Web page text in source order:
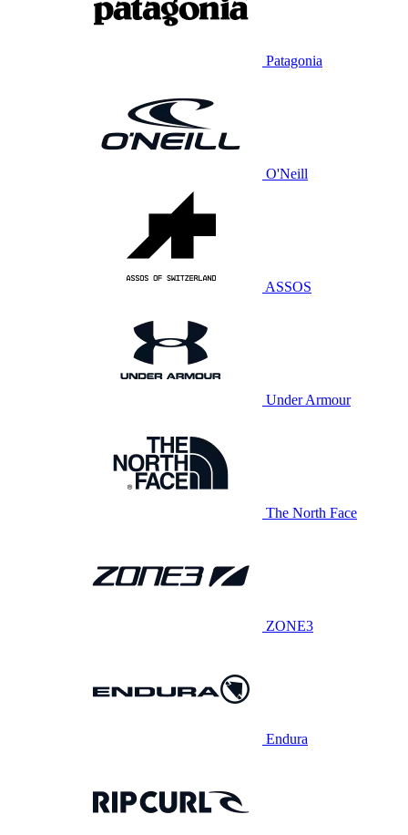
Patagonia
O'Neill
ASSOS
Under Armour
The North Face
ZONE3
Endura